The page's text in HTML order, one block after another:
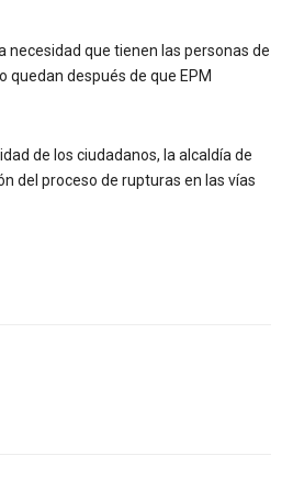
necesidad que tienen las personas de
después de que EPM
de los ciudadanos, la alcaldía de
del proceso de rupturas en las vías